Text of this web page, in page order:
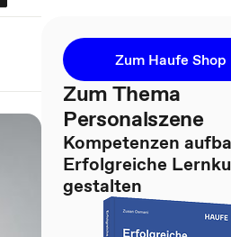
Zum Haufe Shop
Zum Thema
Personalszene
Kompetenzen
Erfolgreiche
gestalten